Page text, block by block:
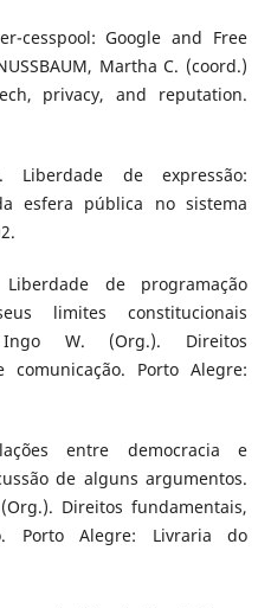
cesspool: Google and Free
Martha C. (coord.)
privacy, and reputation.
Liberdade de expressão:
esfera pública no sistema
de programação
limites constitucionais
Ingo W. (Org.). Direitos
Porto Alegre:
entre democracia e
de alguns argumentos.
Direitos fundamentais,
Porto Alegre: Livraria do